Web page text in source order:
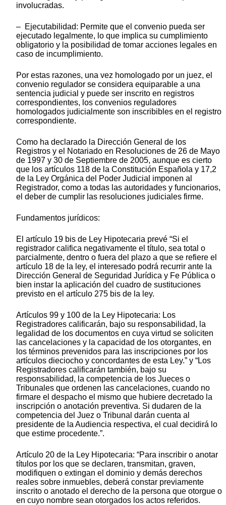
involucradas.
– Ejecutabilidad: Permite que el convenio pueda ser
ejecutado legalmente, lo que implica su cumplimiento
obligatorio y la posibilidad de tomar acciones legales en
caso de incumplimiento.
Por estas razones, una vez homologado por un juez, el
convenio regulador se considera equiparable a una
sentencia judicial y puede ser inscrito en registros
correspondientes, los convenios reguladores
homologados judicialmente son inscribibles en el registro
correspondiente.
Como ha declarado la Dirección General de los
Registros y el Notariado en Resoluciones de 26 de Mayo
de 1997 y 30 de Septiembre de 2005, aunque es cierto
que los artículos 118 de la Constitución Española y 17,2
de la Ley Orgánica del Poder Judicial imponen al
Registrador, como a todas las autoridades y funcionarios,
el deber de cumplir las resoluciones judiciales firme.
Fundamentos jurídicos:
El artículo 19 bis de Ley Hipotecaria prevé “Si el
registrador califica negativamente el título, sea total o
parcialmente, dentro o fuera del plazo a que se refiere el
artículo 18 de la ley, el interesado podrá recurrir ante la
Dirección General de Seguridad Jurídica y Fe Pública o
bien instar la aplicación del cuadro de sustituciones
previsto en el artículo 275 bis de la ley.
Artículos 99 y 100 de la Ley Hipotecaria: Los
Registradores calificarán, bajo su responsabilidad, la
legalidad de los documentos en cuya virtud se soliciten
las cancelaciones y la capacidad de los otorgantes, en
los términos prevenidos para las inscripciones por los
artículos dieciocho y concordantes de esta Ley.” y “Los
Registradores calificarán también, bajo su
responsabilidad, la competencia de los Jueces o
Tribunales que ordenen las cancelaciones, cuando no
firmare el despacho el mismo que hubiere decretado la
inscripción o anotación preventiva. Si dudaren de la
competencia del Juez o Tribunal darán cuenta al
presidente de la Audiencia respectiva, el cual decidirá lo
que estime procedente.”.
Artículo 20 de la Ley Hipotecaria: “Para inscribir o anotar
títulos por los que se declaren, transmitan, graven,
modifiquen o extingan el dominio y demás derechos
reales sobre inmuebles, deberá constar previamente
inscrito o anotado el derecho de la persona que otorgue o
en cuyo nombre sean otorgados los actos referidos.